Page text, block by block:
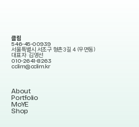
클림
546-45-00939
서울특별시 서초구 형촌3길 4 (우면동)
대표자: 김영선
010-2641-8263
cclim@cclim.kr
About
Portfolio
MoYE
Shop